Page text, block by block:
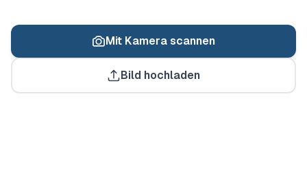
Bereit zum Scannen
Verwenden Sie Ihre Kamera oder laden Sie ein Bild hoch
Mit Kamera scannen
Bild hochladen